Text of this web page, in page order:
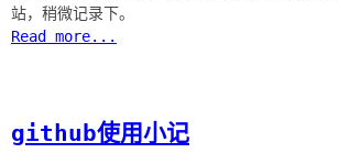
Read more...
github使用小记